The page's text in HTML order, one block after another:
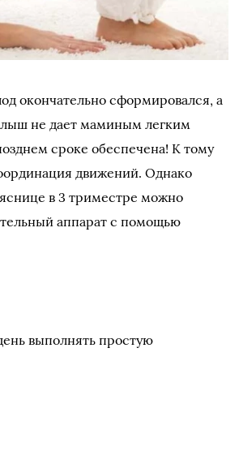
окончательно сформировался, а
не дает маминым легким
сроке обеспечена! К тому
движений. Однако
в 3 триместре можно
аппарат с помощью
выполнять простую